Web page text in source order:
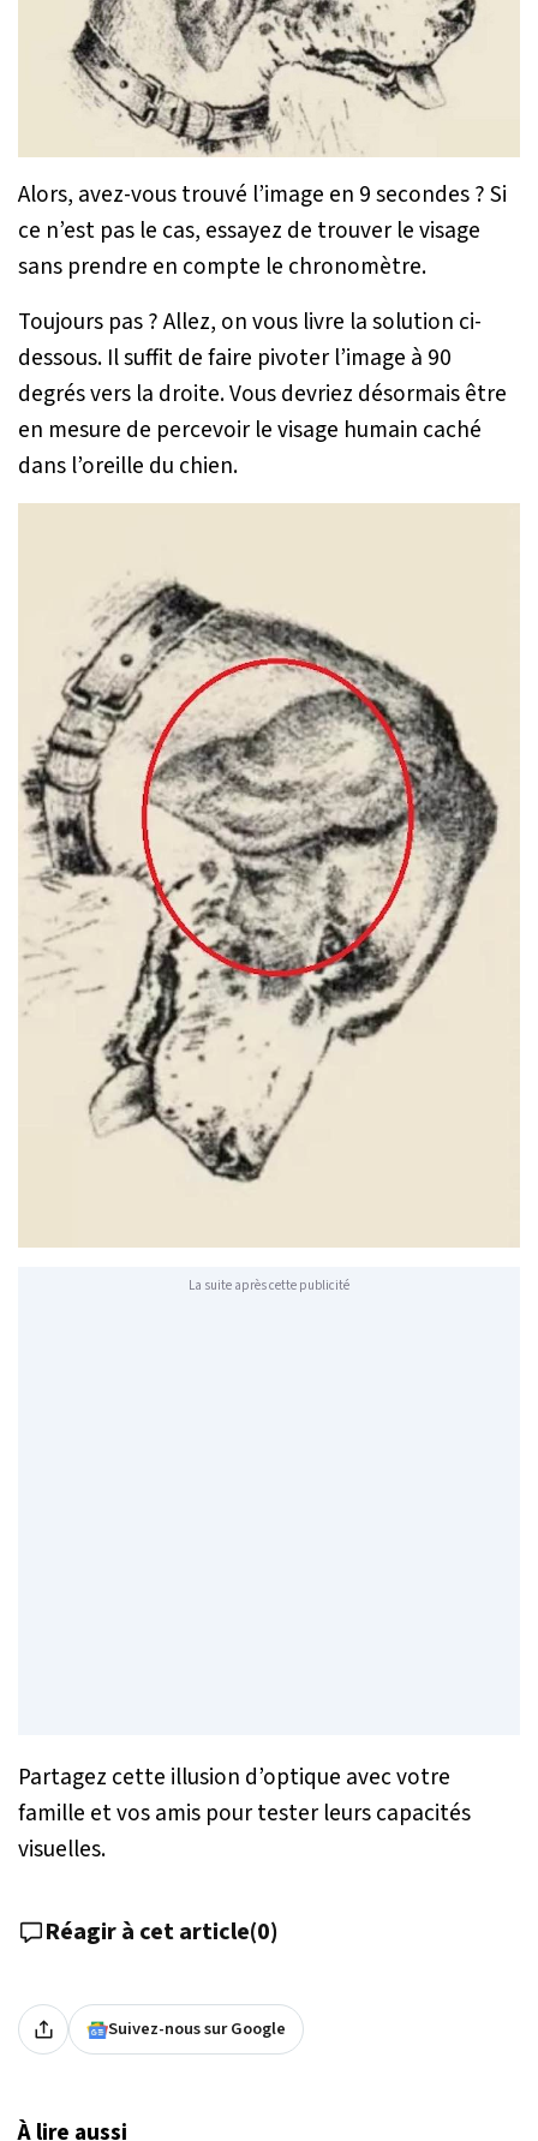
Alors, avez-vous trouvé l’image en 9 secondes ? Si
ce n’est pas le cas, essayez de trouver le visage
sans prendre en compte le chronomètre.
Toujours pas ? Allez, on vous livre la solution ci-
dessous. Il suffit de faire pivoter l’image à 90
degrés vers la droite. Vous devriez désormais être
en mesure de percevoir le visage humain caché
dans l’oreille du chien.
La suite après cette publicité
Partagez cette illusion d’optique avec votre
famille et vos amis pour tester leurs capacités
visuelles.
Réagir à cet article(0)
Suivez-nous sur Google
À lire aussi